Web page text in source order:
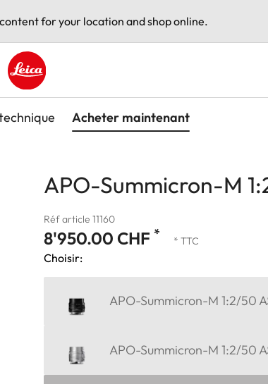
for your location and shop online.
Leica logo - Home
Acheter maintenant
APO-Summicron-M
Réf article 11160
8'950.00 CHF * * TTC
Choisir:
APO-Summicron-M 1:2/50
APO-Summicron-M 1:2/50